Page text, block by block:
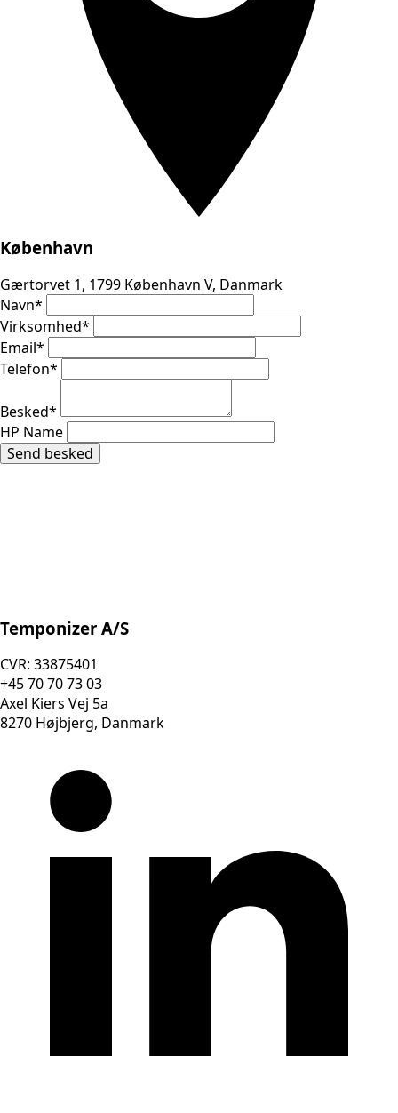
København
Gærtorvet 1, 1799 København V, Danmark
Navn*
Virksomhed*
Email*
Telefon*
Besked*
HP Name
Send besked
Temponizer A/S
CVR: 33875401
+45 70 70 73 03
Axel Kiers Vej 5a
8270 Højbjerg, Danmark